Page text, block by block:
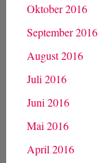
Mai 2017
April 2017
März 2017
Februar 2017
Januar 2017
Dezember 2016
November 2016